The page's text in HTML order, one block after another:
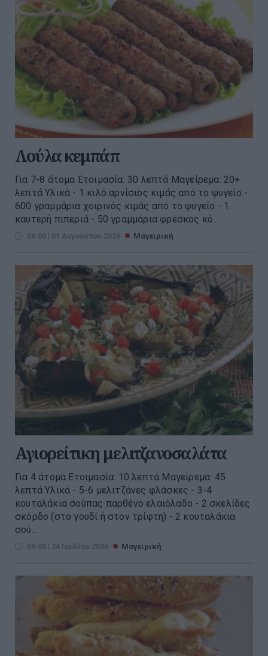
Λούλα κεμπάπ
Για 7-8 άτομα Ετοιμασία: 30 λεπτά Μαγείρεμα: 20+
λεπτά Υλικά - 1 κιλό αρνίσιος κιμάς από το ψυγείο -
600 γραμμάρια χοιρινός κιμάς από το ψυγείο - 1
καυτερή πιπεριά - 50 γραμμάρια φρέσκος κό...
09:00 | 01 Αυγούστου 2026 Μαγειρική
Αγιορείτικη μελιτζανοσαλάτα
Για 4 άτομα Ετοιμασία: 10 λεπτά Μαγείρεμα: 45
λεπτά Υλικά - 5-6 μελιτζάνες φλάσκες - 3-4
κουταλάκια σούπας παρθένο ελαιόλαδο - 2 σκελίδες
σκόρδο (στο γουδί ή στον τρίφτη) - 2 κουταλάκια
σού...
09:00 | 24 Ιουλίου 2026 Μαγειρική